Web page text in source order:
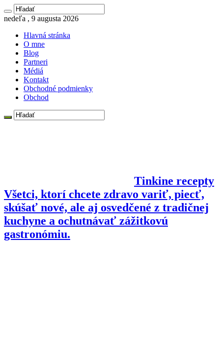
nedeľa , 9 augusta 2026
Hlavná stránka
O mne
Blog
Partneri
Médiá
Kontakt
Obchodné podmienky
Obchod
Tinkine recepty
Všetci, ktorí chcete zdravo variť, piecť,
skúšať nové, ale aj osvedčené z tradičnej
kuchyne a ochutnávať zážitkovú
gastronómiu.